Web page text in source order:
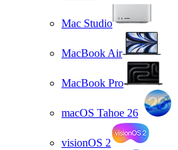
Mac Studio
MacBook Air
MacBook Pro
macOS Tahoe 26
visionOS 2